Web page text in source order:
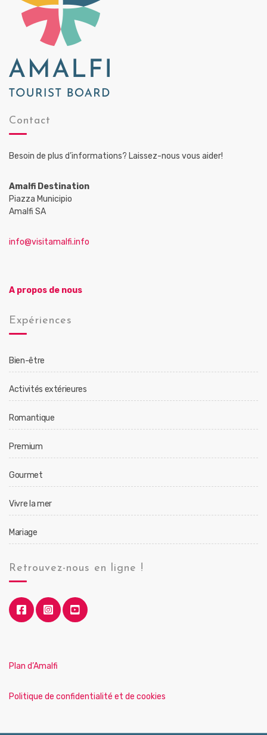
Contact
Besoin de plus d’informations? Laissez-nous vous aider!
Amalfi Destination
Piazza Municipio
Amalfi SA
info@visitamalfi.info
A propos de nous
Expériences
Bien-être
Activités extérieures
Romantique
Premium
Gourmet
Vivre la mer
Mariage
Retrouvez-nous en ligne !
Plan d’Amalfi
Politique de confidentialité et de cookies